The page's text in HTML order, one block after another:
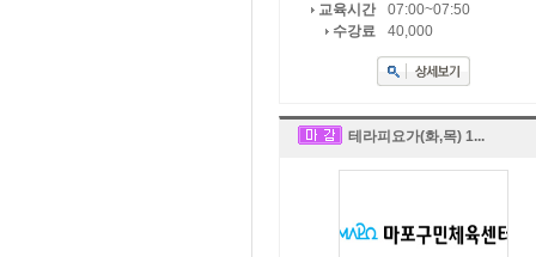
교육시간
07:00~07:50
수강료
40,000
테라피요가(화,목) 1...